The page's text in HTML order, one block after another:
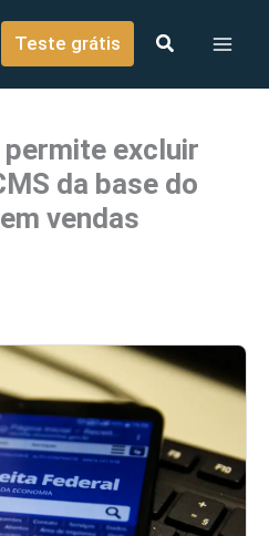
Teste grátis
excluir
da base do
vendas